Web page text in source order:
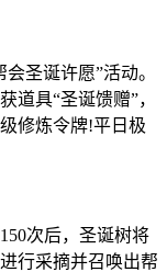
圣诞许愿”活动。
道具“圣诞馈赠”，
修炼令牌!平日极
次后，圣诞树将
行采摘并召唤出帮